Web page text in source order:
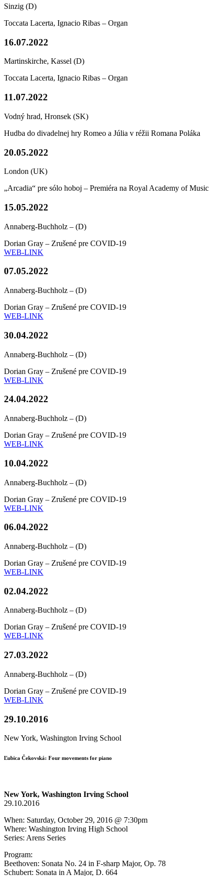
Sinzig (D)
Toccata Lacerta, Ignacio Ribas – Organ
16.07.2022
Martinskirche, Kassel (D)
Toccata Lacerta, Ignacio Ribas – Organ
11.07.2022
Vodný hrad, Hronsek (SK)
Hudba do divadelnej hry Romeo a Júlia v réžii Romana Poláka
20.05.2022
London (UK)
„Arcadia“ pre sólo hoboj – Premiéra na Royal Academy of Music
15.05.2022
Annaberg-Buchholz – (D)
Dorian Gray – Zrušené pre COVID-19
WEB-LINK
07.05.2022
Annaberg-Buchholz – (D)
Dorian Gray – Zrušené pre COVID-19
WEB-LINK
30.04.2022
Annaberg-Buchholz – (D)
Dorian Gray – Zrušené pre COVID-19
WEB-LINK
24.04.2022
Annaberg-Buchholz – (D)
Dorian Gray – Zrušené pre COVID-19
WEB-LINK
10.04.2022
Annaberg-Buchholz – (D)
Dorian Gray – Zrušené pre COVID-19
WEB-LINK
06.04.2022
Annaberg-Buchholz – (D)
Dorian Gray – Zrušené pre COVID-19
WEB-LINK
02.04.2022
Annaberg-Buchholz – (D)
Dorian Gray – Zrušené pre COVID-19
WEB-LINK
27.03.2022
Annaberg-Buchholz – (D)
Dorian Gray – Zrušené pre COVID-19
WEB-LINK
29.10.2016
New York, Washington Irving School
Ľubica Čekovská: Four movements for piano
New York, Washington Irving School
29.10.2016
When: Saturday, October 29, 2016 @ 7:30pm
Where: Washington Irving High School
Series: Arens Series
Program:
Beethoven: Sonata No. 24 in F-sharp Major, Op. 78
Schubert: Sonata in A Major, D. 664